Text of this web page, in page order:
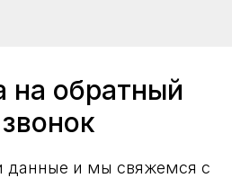
на обратный
звонок
данные и мы свяжемся с